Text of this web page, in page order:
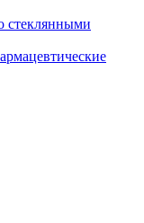
стеклянными